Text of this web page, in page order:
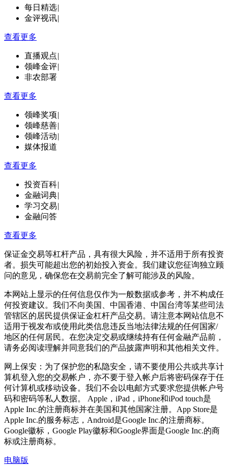
每日精选|
金评视讯|
查看更多
直播观点|
领峰金评|
非农部署
查看更多
领峰奖项|
领峰慈善|
领峰活动|
媒体报道
查看更多
投资百科|
金融词典|
学习交易|
金融问答
查看更多
保证金交易等杠杆产品，具有很大风险，并不适用于所有投资
者。损失可能超出您的初始投入资金。我们建议您征询独立顾
问的意见，确保您在交易前完全了解可能涉及的风险。
本网站上显示的任何信息仅作为一般数据或参考，并不构成任
何投资建议。我们不向美国、中国香港、中国台湾等某些司法
管辖区的居民提供保证金杠杆产品交易。请注意本网站信息不
适用于视发布或使用此类信息违反当地法律法规的任何国家/
地区的任何居民。在您决定交易或继续持有任何金融产品前，
请务必阅读理解并同意我们的产品披露声明和其他相关文件。
网上保安：为了保护您的私隐安全，请不要使用公共或共享计
算机登入您的交易帐户，亦不要于登入帐户后将密码保存于任
何计算机或移动设备。我们不会以电邮方式要求您提供帐户号
码和密码等私人数据。 Apple，iPad，iPhone和iPod touch是
Apple Inc.的注册商标并在美国和其他国家注册。App Store是
Apple Inc.的服务标志，Android是Google Inc.的注册商标。
Google徽标，Google Play徽标和Google界面是Google Inc.的商
标或注册商标。
电脑版